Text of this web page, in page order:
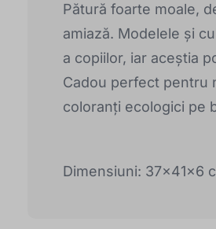
Pătură foarte moale,
amiază. Modelele și
a copiilor, iar aceștia
Cadou perfect pentru
coloranți ecologici pe
Dimensiuni: 37x41x6